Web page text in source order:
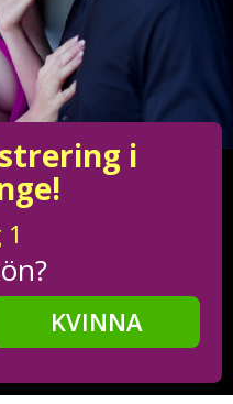
i
1
KVINNA
2